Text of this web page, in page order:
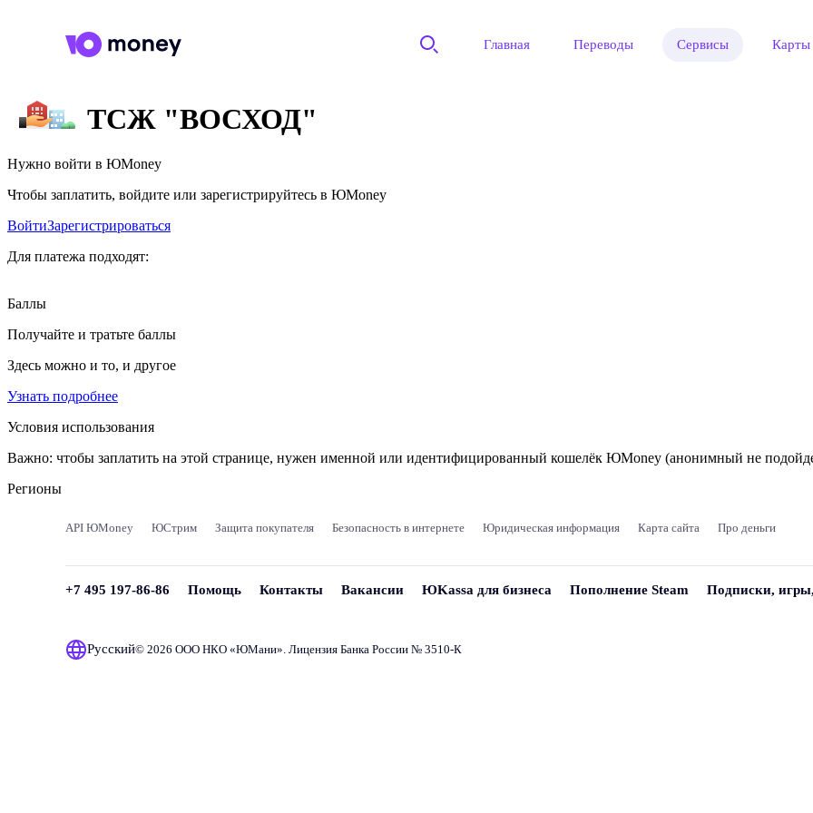
Главная Переводы Сервисы Карты
ТСЖ "ВОСХОД"
Нужно войти в ЮMoney
Чтобы заплатить, войдите или зарегистрируйтесь в ЮMoney
ВойтиЗарегистрироваться
Для платежа подходят:
Баллы
Получайте и тратьте баллы
Здесь можно и то, и другое
Узнать подробнее
Условия использования
Важно: чтобы заплатить на этой странице, нужен именной или идентифицированный кошелёк ЮMoney (анонимный не
Регионы
API ЮMoney ЮСтрим Защита покупателя Безопасность в интернете Юридическая информация Карта сайта Про деньги
+7 495 197-86-86 Помощь Контакты Вакансии ЮKassa для бизнеса Пополнение Steam Подписки,
Русский© 2026 ООО НКО «ЮМани». Лицензия Банка России № 3510‑К